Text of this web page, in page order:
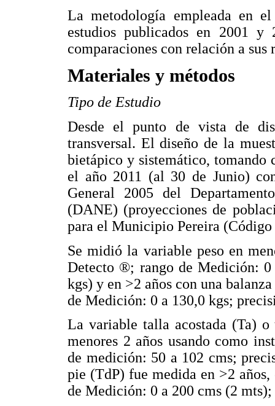
La metodología empleada en
estudios publicados en 2001
comparaciones con relación a
Materiales y métodos
Tipo de Estudio
Desde el punto de vista de
transversal. El diseño de la
bietápico y sistemático, tomando
el año 2011 (al 30 de Junio)
General 2005 del
(DANE) (proyecciones de
para el Municipio Pereira
Se midió la variable peso en
Detecto ®; rango de Medición: 0
kgs) y en >2 años con una
de Medición: 0 a 130,0 kgs;
La variable talla acostada (Ta)
menores 2 años usando como
de medición: 50 a 102 cms;
pie (TdP) fue medida en >2
de Medición: 0 a 200 cms (2